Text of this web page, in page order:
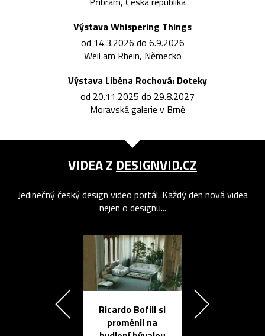
Výstava Whispering Things
od 14.3.2026 do 6.9.2026
Weil am Rhein, Německo
Výstava Liběna Rochová: Doteky
od 20.11.2025 do 29.8.2027
Moravská galerie v Brně
VIDEA Z DESIGNVID.CZ
Jedinečný český design video portál. Každý den nová videa
nejen o designu...
Ricardo Bofill si
proměnil na